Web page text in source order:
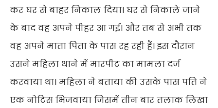
कर घर से बाहर निकाल दिया। घर से निकाले जाने
के बाद वह अपने पीहर आ गई। और तब से अभी तक
वह अपने माता पिता के पास रह रही हैं। इस दौरान
उसने महिला थाने में मारपीट का मामला दर्ज
करवाया था। महिला ने बताया की उसके पास पति ने
एक नोटिस भिजवाया जिसमें तीन बार तलाक लिखा